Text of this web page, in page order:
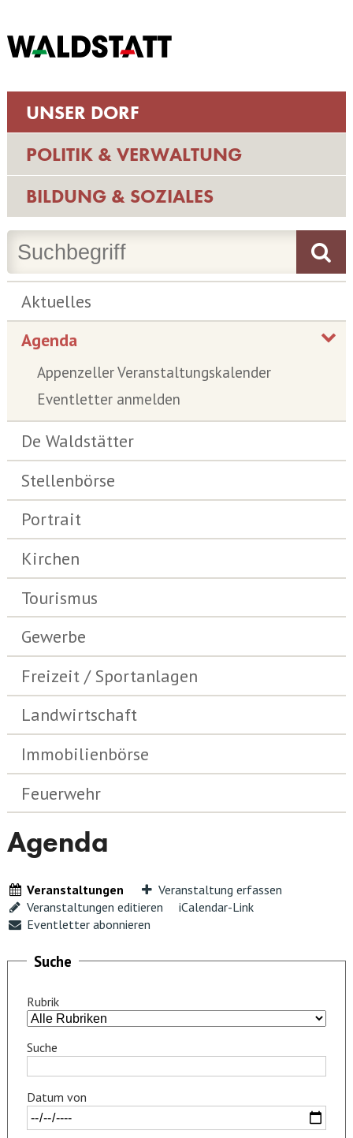
UNSER DORF
POLITIK & VERWALTUNG
BILDUNG & SOZIALES
Aktuelles
Agenda
Appenzeller Veranstaltungskalender
Eventletter anmelden
De Waldstätter
Stellenbörse
Portrait
Kirchen
Tourismus
Gewerbe
Freizeit / Sportanlagen
Landwirtschaft
Immobilienbörse
Feuerwehr
Agenda
Veranstaltungen
Veranstaltung erfassen
Veranstaltungen editieren
iCalendar-Link
Eventletter abonnieren
Suche
Rubrik
Suche
Datum von